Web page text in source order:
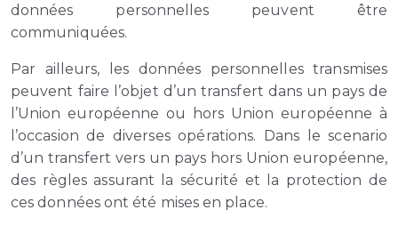
données personnelles peuvent être
communiquées.
Par ailleurs, les données personnelles transmises
peuvent faire l’objet d’un transfert dans un pays de
l’Union européenne ou hors Union européenne à
l’occasion de diverses opérations. Dans le scenario
d’un transfert vers un pays hors Union européenne,
des règles assurant la sécurité et la protection de
ces données ont été mises en place.